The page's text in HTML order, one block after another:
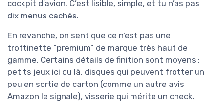
cockpit d’avion. C’est lisible, simple, et tu n’as pas
dix menus cachés.
En revanche, on sent que ce n’est pas une
trottinette “premium” de marque très haut de
gamme. Certains détails de finition sont moyens :
petits jeux ici ou là, disques qui peuvent frotter un
peu en sortie de carton (comme un autre avis
Amazon le signale), visserie qui mérite un check.